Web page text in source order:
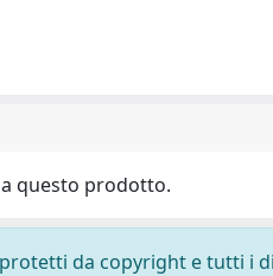
questo prodotto.
da copyright e tutti i